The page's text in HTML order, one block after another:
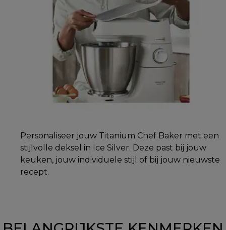
Personaliseer jouw Titanium Chef Baker met een
stijlvolle deksel in Ice Silver. Deze past bij jouw
keuken, jouw individuele stijl of bij jouw nieuwste
recept.